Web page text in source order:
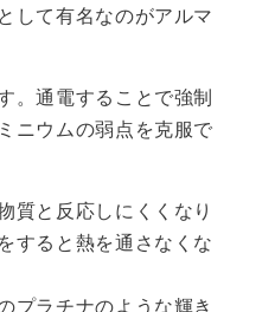
して有名なのがアルマ
。通電することで強制
ニウムの弱点を克服で
質と反応しにくくなり
すると熱を通さなくな
プラチナのような輝き